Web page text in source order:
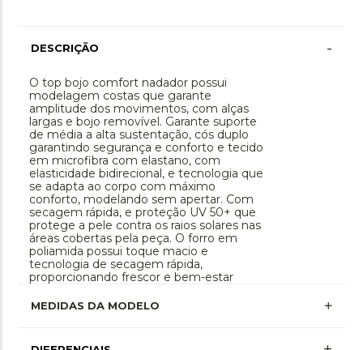
DESCRIÇÃO -
O top bojo comfort nadador possui
modelagem costas que garante
amplitude dos movimentos, com alças
largas e bojo removível. Garante suporte
de média a alta sustentação, cós duplo
garantindo segurança e conforto e tecido
em microfibra com elastano, com
elasticidade bidirecional, e tecnologia que
se adapta ao corpo com máximo
conforto, modelando sem apertar. Com
secagem rápida, e proteção UV 50+ que
protege a pele contra os raios solares nas
áreas cobertas pela peça. O forro em
poliamida possui toque macio e
tecnologia de secagem rápida,
proporcionando frescor e bem-estar
MEDIDAS DA MODELO